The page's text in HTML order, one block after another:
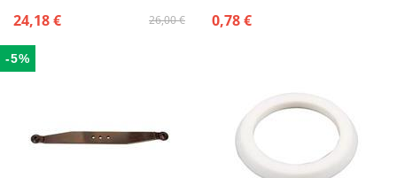
26,00 €
24,18 € 0,78 €
-5%